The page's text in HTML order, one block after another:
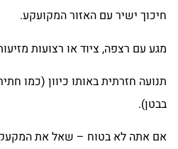
חיכוך ישיר עם האזור המקועקע.
מגע עם רצפה, ציוד או רצועות מזיעות.
תנועה חזרתית באותו כיוון (כמו
בבטן).
אם אתה לא בטוח – שאל את